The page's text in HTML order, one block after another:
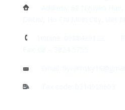
Address: 68 Nguyen Hue,
Tax code: 0314929603